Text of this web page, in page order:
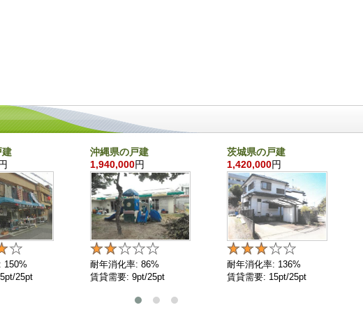
建
150%
25pt
沖縄県の戸建
1,940,000円
耐年消化率: 86%
賃貸需要: 9pt/25pt
茨城県の戸建
1,420,000円
耐年消化率: 136%
賃貸需要: 15pt/25pt